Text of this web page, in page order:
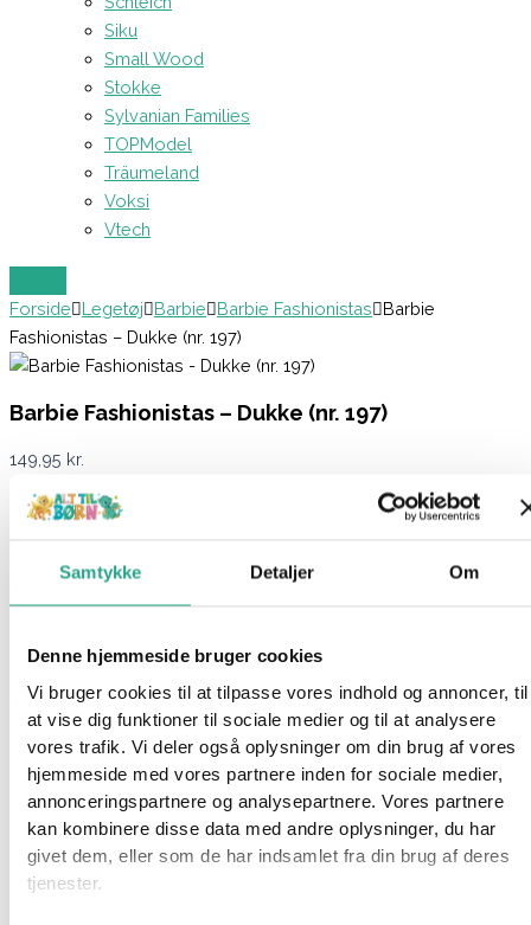
Samtykke Detaljer Om
Denne hjemmeside bruger cookies
Vi bruger cookies til at tilpasse vores indhold og annoncer, til
at vise dig funktioner til sociale medier og til at analysere
vores trafik. Vi deler også oplysninger om din brug af vores
hjemmeside med vores partnere inden for sociale medier,
annonceringspartnere og analysepartnere. Vores partnere
kan kombinere disse data med andre oplysninger, du har
givet dem, eller som de har indsamlet fra din brug af deres
tjenester.
Siku
Small Wood
Stokke
Sylvanian Families
TOPModel
Träumeland
Voksi
Vtech
Forside Legetøj Barbie Barbie Fashionistas
Barbie
Fashionistas – Dukke (nr. 197)
Barbie Fashionistas – Dukke (nr. 197)
149,95 kr.
Ikke på lager
Dukker,Legetøj
Spørg om produktet
Æsken indeholder en dukke med blond hår, en stribet kjole og
gule sko.
Barbie Fashionistas fejrer mangfoldighed og åbner døren for
utallige eventyr og modeopdagelser. Med denne inkluderende
samling af dukker kan børn opleve glæden ved at udtrykke
deres personlighed gennem stil! De udgør en fantastisk gave til
alle modeentusiastiske børn. Hver dukke sælges separat,